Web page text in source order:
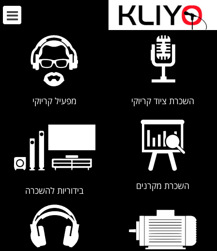
השכרת ציוד קריוקי מפעיל קריוקי
השכרת מקרנים בידוריות להשכרה